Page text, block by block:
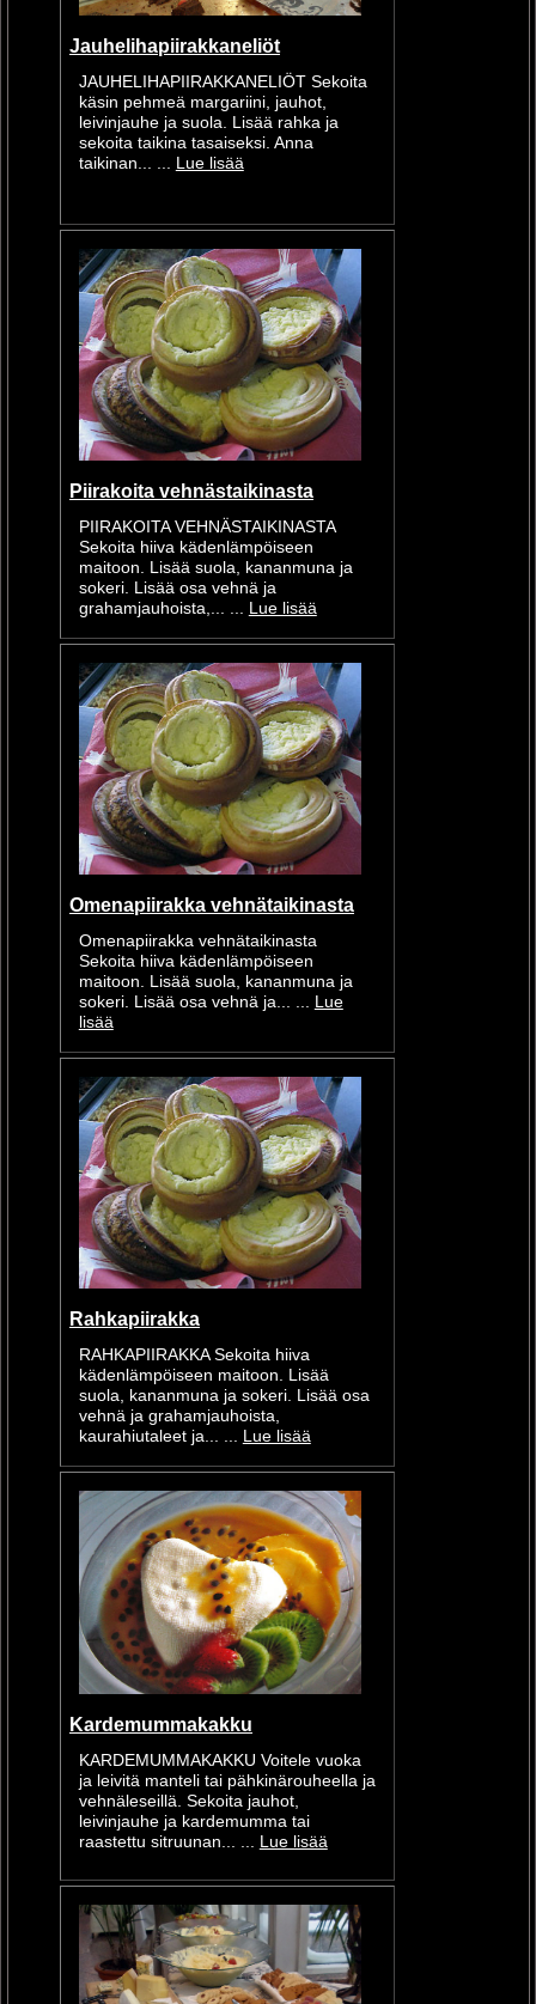
Jauhelihapiirakkaneliöt
JAUHELIHAPIIRAKKANELIÖT Sekoita
käsin pehmeä margariini, jauhot,
leivinjauhe ja suola. Lisää rahka ja
sekoita taikina tasaiseksi. Anna
taikinan... ... Lue lisää
Piirakoita vehnästaikinasta
PIIRAKOITA VEHNÄSTAIKINASTA
Sekoita hiiva kädenlämpöiseen
maitoon. Lisää suola, kananmuna ja
sokeri. Lisää osa vehnä ja
grahamjauhoista,... ... Lue lisää
Omenapiirakka vehnätaikinasta
Omenapiirakka vehnätaikinasta
Sekoita hiiva kädenlämpöiseen
maitoon. Lisää suola, kananmuna ja
sokeri. Lisää osa vehnä ja... ... Lue
lisää
Rahkapiirakka
RAHKAPIIRAKKA Sekoita hiiva
kädenlämpöiseen maitoon. Lisää
suola, kananmuna ja sokeri. Lisää osa
vehnä ja grahamjauhoista,
kaurahiutaleet ja... ... Lue lisää
Kardemummakakku
KARDEMUMMAKAKKU Voitele vuoka
ja leivitä manteli tai pähkinärouheella ja
vehnäleseillä. Sekoita jauhot,
leivinjauhe ja kardemumma tai
raastettu sitruunan... ... Lue lisää